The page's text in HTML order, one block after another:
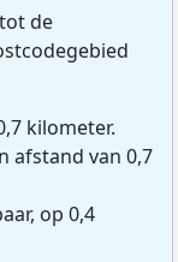
de
kilometer.
afstand van 0,7
op 0,4